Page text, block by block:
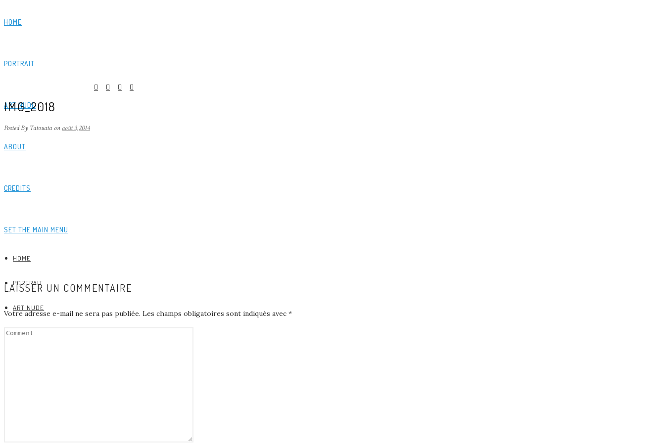
HOME
PORTRAIT
ART NUDE
ABOUT
CREDITS
SET THE MAIN MENU
HOME
PORTRAIT
ART NUDE
ABOUT
IMG_2018
Posted By Tatouata on août 3,2014
LAISSER UN COMMENTAIRE
Votre adresse e-mail ne sera pas publiée. Les champs obligatoires sont indiqués avec *